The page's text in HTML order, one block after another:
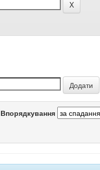
Впорядкування